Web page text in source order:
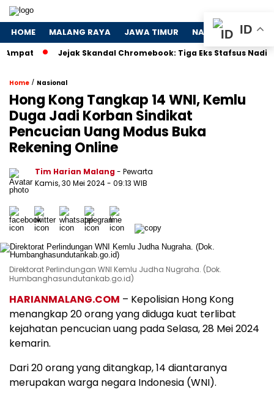
HOME MALANG RAYA JAWA TIMUR NASIONAL
Jejak Skandal Chromebook: Tiga Eks Stafsus Nadiem
Home / Nasional
Hong Kong Tangkap 14 WNI, Kemlu
Duga Jadi Korban Sindikat
Pencucian Uang Modus Buka
Rekening Online
Tim Harian Malang- Pewarta
Kamis, 30 Mei 2024- 09:13 WIB
Direktorat Perlindungan WNI Kemlu Judha Nugraha. (Dok.
Humbanghasundutankab.go.id)
HARIANMALANG.COM – Kepolisian Hong Kong
menangkap 20 orang yang diduga kuat terlibat
kejahatan pencucian uang pada Selasa, 28 Mei 2024
kemarin.
Dari 20 orang yang ditangkap, 14 diantaranya
merupakan warga negara Indonesia (WNI).
ID